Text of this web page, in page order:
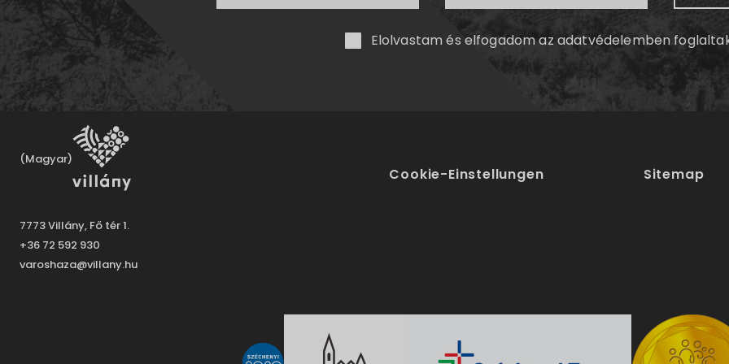
Elolvastam és elfogadom azadatvédelemben
(Magyar)
7773 Villány, Fő tér 1.
+36 72 592 930
varoshaza@villany.hu
Cookie-Einstellungen Sitemap